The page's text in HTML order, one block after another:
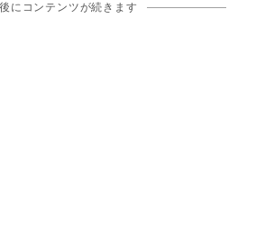
にコンテンツが続きます